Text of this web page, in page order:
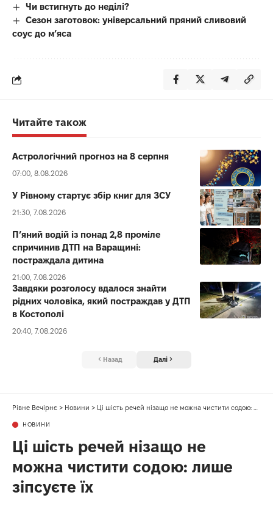
Чи встигнуть до неділі?
Сезон заготовок: універсальний пряний сливовий
соус до мʼяса
Читайте також
Астрологічний прогноз на 8 серпня
07:00, 8.08.2026
У Рівному стартує збір книг для ЗСУ
21:30, 7.08.2026
П’яний водій із понад 2,8 проміле
спричинив ДТП на Варащині:
постраждала дитина
21:00, 7.08.2026
Завдяки розголосу вдалося знайти
рідних чоловіка, який постраждав у ДТП
в Костополі
20:40, 7.08.2026
Назад Далі
Рівне Вечірнє > Новини > Ці шість речей нізащо не можна чистити содою: лише зіпсуєте їх
НОВИНИ
Ці шість речей нізащо не
можна чистити содою: лише
зіпсуєте їх